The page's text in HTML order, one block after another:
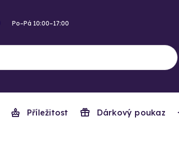
Po–Pá 10:00–17:00
Příležitost Dárkový poukaz